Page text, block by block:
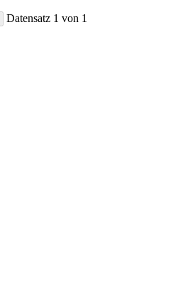
Datensatz 1 von 1